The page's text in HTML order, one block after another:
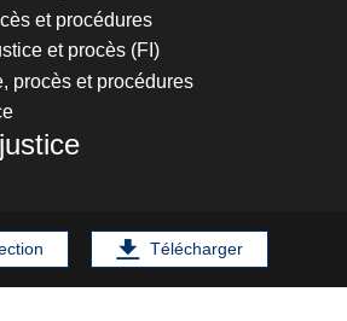
et procédures
et procès (FI)
procès et procédures
Télécharger